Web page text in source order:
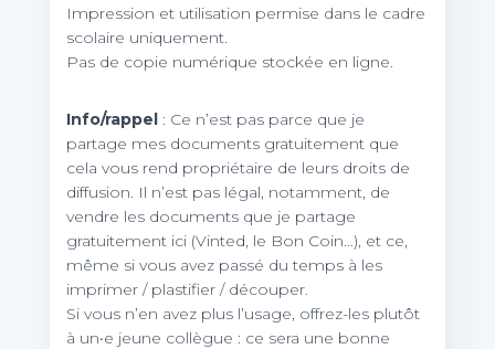
Impression et utilisation permise dans le cadre
scolaire uniquement.
Pas de copie numérique stockée en ligne.
Info/rappel : Ce n’est pas parce que je
partage mes documents gratuitement que
cela vous rend propriétaire de leurs droits de
diffusion. Il n’est pas légal, notamment, de
vendre les documents que je partage
gratuitement ici (Vinted, le Bon Coin…), et ce,
même si vous avez passé du temps à les
imprimer / plastifier / découper.
Si vous n’en avez plus l’usage, offrez-les plutôt
à un•e jeune collègue : ce sera une bonne